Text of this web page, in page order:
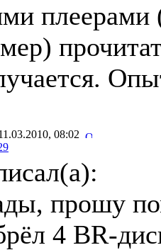
плеерами
08:02
прошу
4 BR-